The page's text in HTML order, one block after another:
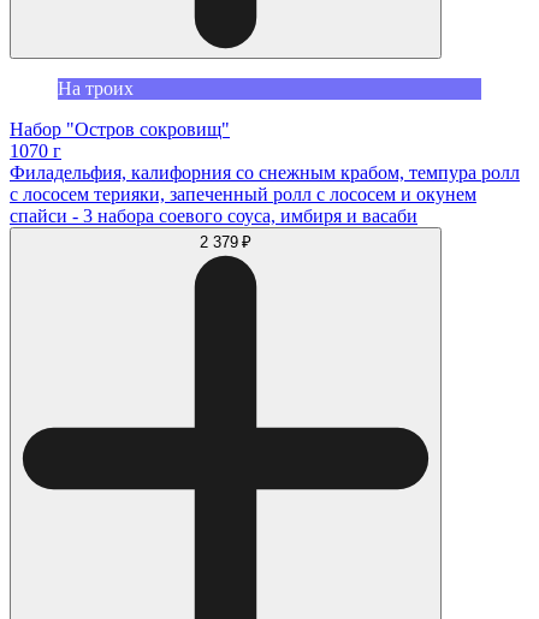
На троих
Набор "Остров сокровищ"
1070 г
Филадельфия, калифорния со снежным крабом, темпура ролл
с лососем терияки, запеченный ролл с лососем и окунем
спайси - 3 набора соевого соуса, имбиря и васаби
2 379 ₽